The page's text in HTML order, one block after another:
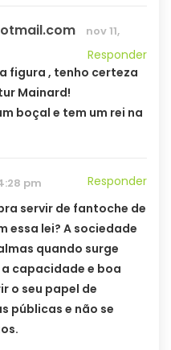
nov 11,
Responder
figura , tenho certeza
Mainard!
boçal e tem um rei na
pm
Responder
servir de fantoche de
essa lei? A sociedade
quando surge
capacidade e boa
o seu papel de
públicas e não se